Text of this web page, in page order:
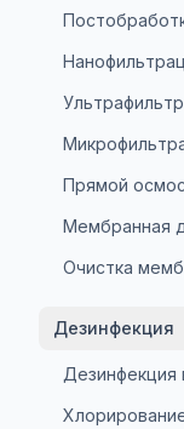
Прямой осмос
Мембранная
Очистка
Дезинфекция
Дезинфекция